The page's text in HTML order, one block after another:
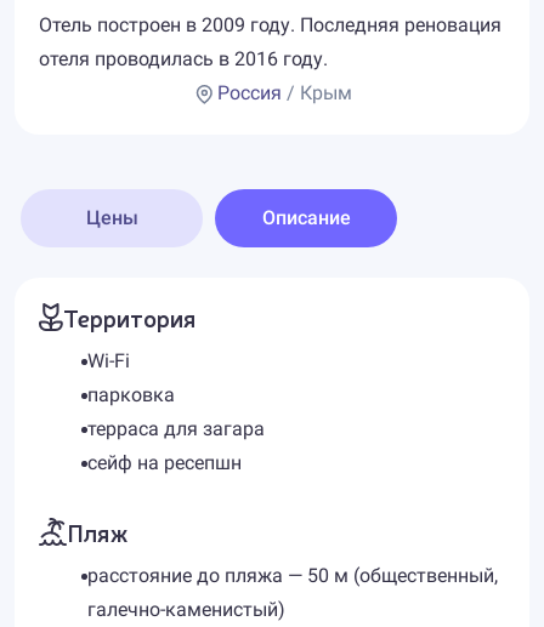
Отель построен в 2009 году. Последняя реновация
отеля проводилась в 2016 году.
Россия / Крым
Цены Описание
Территория
Wi-Fi
парковка
терраса для загара
сейф на ресепшн
Пляж
расстояние до пляжа — 50 м (общественный,
галечно-каменистый)